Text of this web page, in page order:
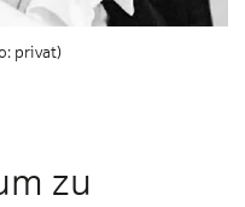
privat)
zu